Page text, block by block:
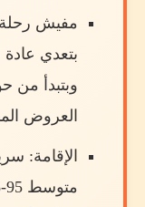
مفيش رحلة
بتعدي عادة
العروض